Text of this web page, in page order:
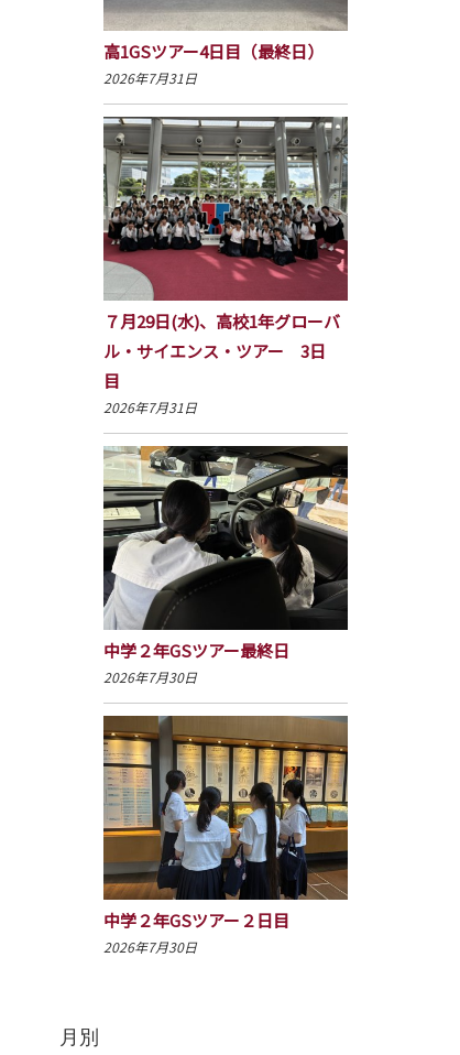
高1GSツアー4日目（最終日）
2026年7月31日
７月29日(水)、高校1年グローバ
ル・サイエンス・ツアー 3日
目
2026年7月31日
中学２年GSツアー最終日
2026年7月30日
中学２年GSツアー２日目
2026年7月30日
月別